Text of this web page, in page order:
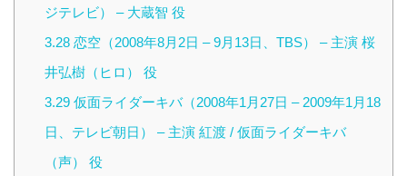
ジテレビ） – 大蔵智 役
3.28恋空（2008年8月2日 – 9月13日、TBS） – 主演 桜
井弘樹（ヒロ） 役
3.29仮面ライダーキバ（2008年1月27日 – 2009年1月18
日、テレビ朝日） – 主演 紅渡 / 仮面ライダーキバ
（声） 役